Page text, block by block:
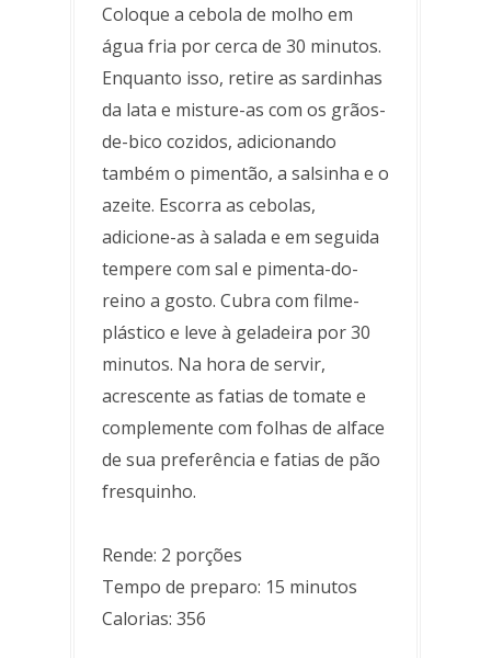
Coloque a cebola de molho em
água fria por cerca de 30 minutos.
Enquanto isso, retire as sardinhas
da lata e misture-as com os grãos-
de-bico cozidos, adicionando
também o pimentão, a salsinha e o
azeite. Escorra as cebolas,
adicione-as à salada e em seguida
tempere com sal e pimenta-do-
reino a gosto. Cubra com filme-
plástico e leve à geladeira por 30
minutos. Na hora de servir,
acrescente as fatias de tomate e
complemente com folhas de alface
de sua preferência e fatias de pão
fresquinho.
Rende: 2 porções
Tempo de preparo: 15 minutos
Calorias: 356